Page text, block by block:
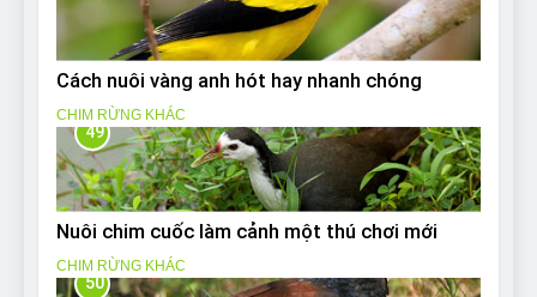
Cách nuôi vàng anh hót hay nhanh chóng
CHIM RỪNG KHÁC
49
Nuôi chim cuốc làm cảnh một thú chơi mới
CHIM RỪNG KHÁC
50